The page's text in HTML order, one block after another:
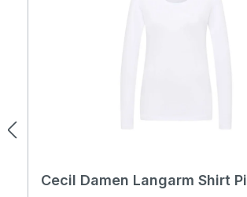
Cecil Damen Langarm Shirt